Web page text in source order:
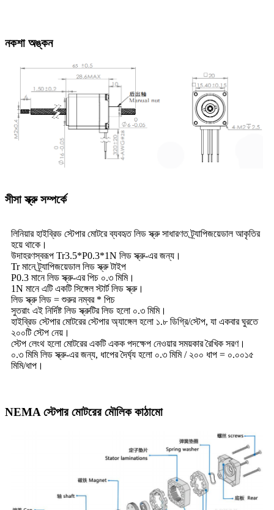
নকশা অঙ্কন
সীসা স্ক্রু সম্পর্কে
লিনিয়ার হাইব্রিড স্টেপার মোটরে ব্যবহৃত লিড স্ক্রু সাধারণত ট্র্যাপিজয়েডাল আকৃতির
হয়ে থাকে।
উদাহরণস্বরূপ Tr3.5*P0.3*1N লিড স্ক্রু-এর জন্য।
Tr মানে ট্র্যাপিজয়েডাল লিড স্ক্রু টাইপ
P0.3 মানে লিড স্ক্রু-এর পিচ ০.৩ মিমি।
1N মানে এটি একটি সিঙ্গেল স্টার্ট লিড স্ক্রু।
লিড স্ক্রু লিড = শুরুর নম্বর * পিচ
সুতরাং এই নির্দিষ্ট লিড স্ক্রুটির লিড হলো ০.৩ মিমি।
হাইব্রিড স্টেপার মোটরের স্টেপার অ্যাঙ্গেল হলো ১.৮ ডিগ্রি/স্টেপ, যা একবার ঘুরতে
২০০টি স্টেপ নেয়।
স্টেপ লেংথ হলো মোটরের একটি একক পদক্ষেপ নেওয়ার সময়কার রৈখিক সরণ।
০.৩ মিমি লিড স্ক্রু-এর জন্য, ধাপের দৈর্ঘ্য হলো ০.৩ মিমি / ২০০ ধাপ = ০.০০১৫
মিমি/ধাপ।
NEMA স্টেপার মোটরের মৌলিক কাঠামো